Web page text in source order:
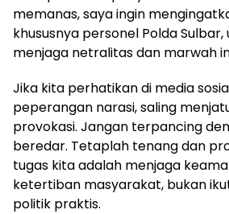
memanas, saya ingin
khususnya personel Polda
menjaga netralitas dan marwah
Jika kita perhatikan di media
peperangan narasi, saling
provokasi. Jangan terpancing
beredar. Tetaplah tenang dan
tugas kita adalah menjaga
ketertiban masyarakat, bukan
politik praktis.